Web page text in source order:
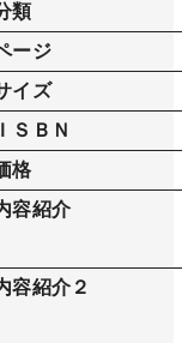
類
ージ
イズ
ＩＳＢＮ
格
容紹介
容紹介２